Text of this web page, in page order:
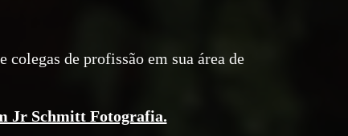
de profissão em sua área de
Jr Schmitt Fotografia.